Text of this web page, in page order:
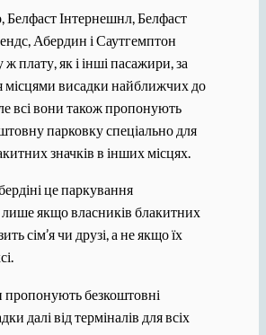
Белфаст Інтернешнл, Белфаст
Абердин і Саутгемптон
ж плату, як і інші пасажири, за
місцями висадки найближчих до
всі вони також пропонують
парковку спеціально для
значків в інших місцях.
це паркування
якщо власників блакитних
сім’я чи друзі, а не якщо їх
пропонують безкоштовні
далі від терміналів для всіх